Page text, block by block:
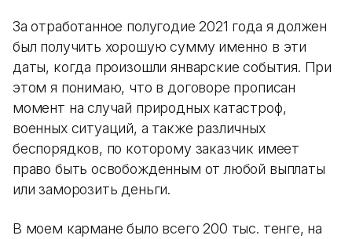
За отработанное полугодие 2021 года я должен
был получить хорошую сумму именно в эти
даты, когда произошли январские события. При
этом я понимаю, что в договоре прописан
момент на случай природных катастроф,
военных ситуаций, а также различных
беспорядков, по которому заказчик имеет
право быть освобожденным от любой выплаты
или заморозить деньги.
В моем кармане было всего 200 тыс. тенге, на